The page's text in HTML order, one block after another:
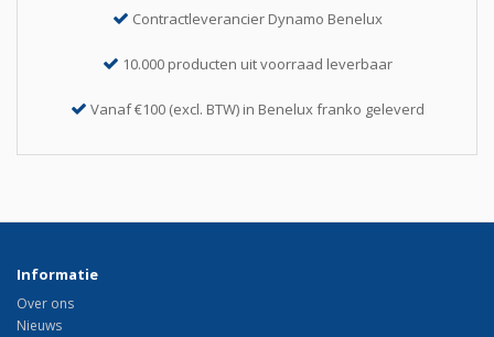
Contractleverancier Dynamo Benelux
10.000 producten uit voorraad leverbaar
Vanaf €100 (excl. BTW) in Benelux franko geleverd
Informatie
Over ons
Nieuws